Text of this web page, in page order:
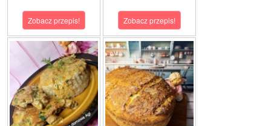
Zobacz przepis! Zobacz przepis!